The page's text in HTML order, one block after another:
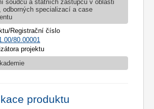
soudců a státních zástupců v oblasti
odborných specializací a case
Registrační číslo
80.00001
projektu
produktu